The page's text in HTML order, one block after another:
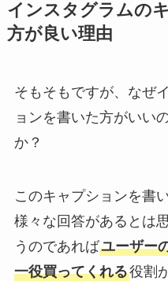
インスタグラムの
方が良い理由
そもそもですが、なぜ
ョンを書いた方がいい
か？
このキャプションを書
様々な回答があるとは
うのであればユーザー
一役買ってくれる役割